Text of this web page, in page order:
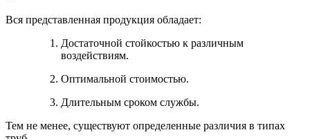
Вся представленная продукция обладает:
Достаточной стойкостью к различным
воздействиям.
Оптимальной стоимостью.
Длительным сроком службы.
Тем не менее, существуют определенные различия в типах